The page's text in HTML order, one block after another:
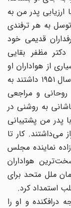
پدر من به
به هر ترفندی
قدیمی خود
مظفر بقایی
از هواداران او
که نقش برجسته‌ای برای روی کار آوردن او در سال ١٩۵١ داشتند به
و مراجعی
به روشنی در
من پشتیبانی
کار تا
نماینده مجلس
هواداران
ملل متحد برای
استمداد کرد.
مصدق پنجه درافکنده و او را